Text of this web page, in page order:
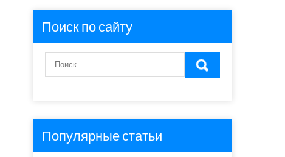
Поиск по сайту
Популярные статьи